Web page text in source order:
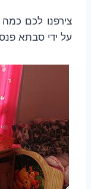
צירפנו לכם
על ידי סבתא